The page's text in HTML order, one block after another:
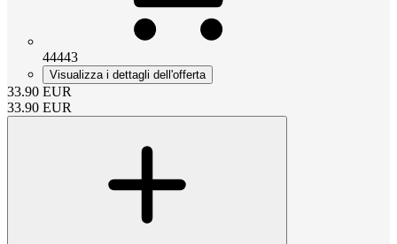
44443
Visualizza i dettagli dell'offerta
33.90 EUR
33.90 EUR